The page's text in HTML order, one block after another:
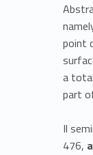
point
a
part
Il
476,